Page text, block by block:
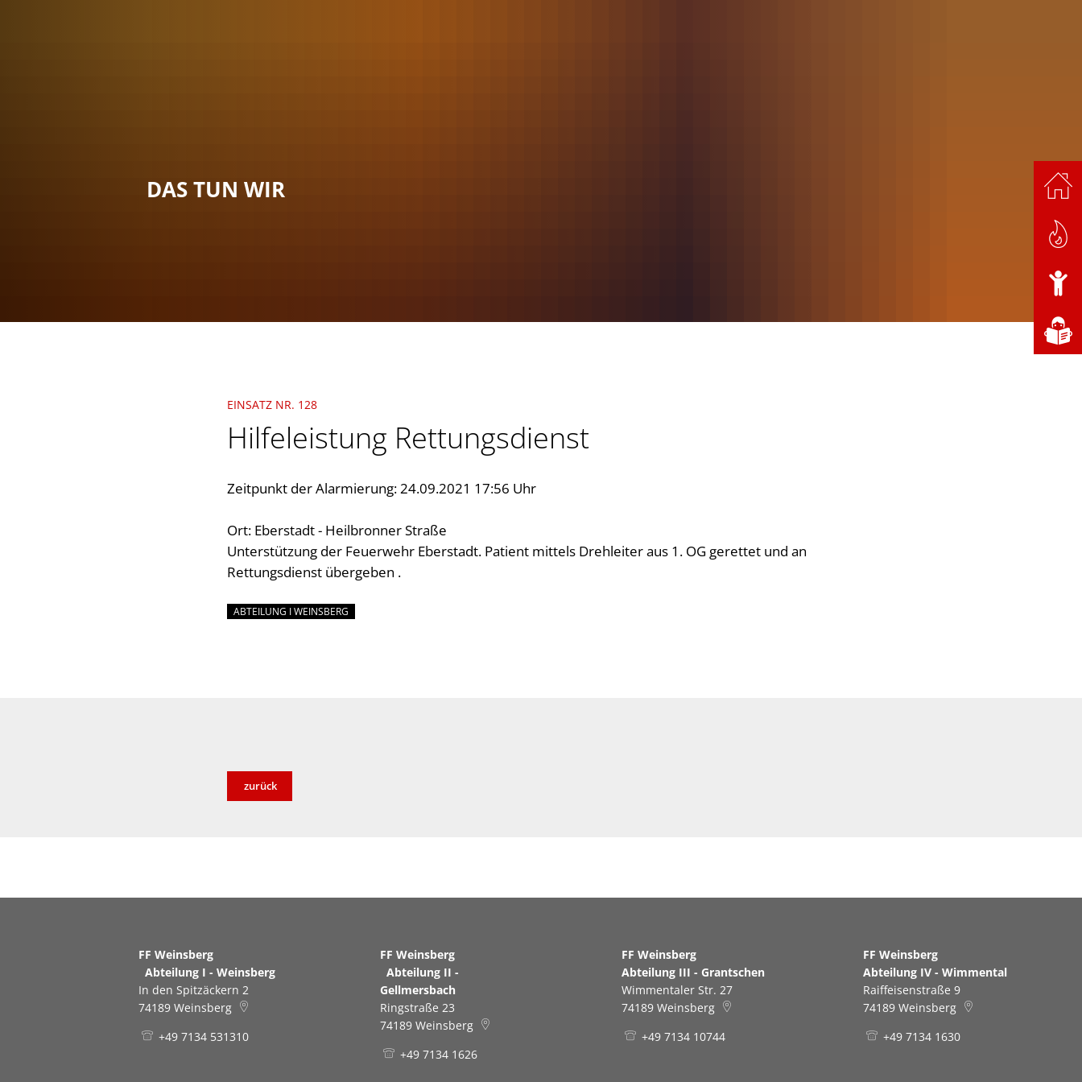
DAS TUN WIR
EINSATZ NR. 128
Hilfeleistung Rettungsdienst
Zeitpunkt der Alarmierung: 24.09.2021 17:56 Uhr
Ort: Eberstadt - Heilbronner Straße
Unterstützung der Feuerwehr Eberstadt. Patient mittels Drehleiter aus 1. OG gerettet und an
Rettungsdienst übergeben .
ABTEILUNG I WEINSBERG
zurück
FF Weinsberg
Abteilung I - Weinsberg
In den Spitzäckern 2
74189 Weinsberg
+49 7134 531310
FF Weinsberg
Abteilung II -
Gellmersbach
Ringstraße 23
74189 Weinsberg
+49 7134 1626
FF Weinsberg
Abteilung III - Grantschen
Wimmentaler Str. 27
74189 Weinsberg
+49 7134 10744
FF Weinsberg
Abteilung IV - Wimmental
Raiffeisenstraße 9
74189 Weinsberg
+49 7134 1630